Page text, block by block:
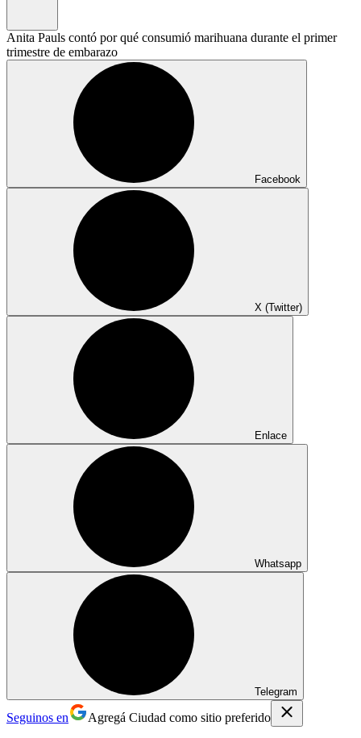
Anita Pauls contó por qué consumió marihuana durante el primer
trimestre de embarazo
Facebook
X (Twitter)
Enlace
Whatsapp
Telegram
Seguinos en Agregá Ciudad como sitio preferido